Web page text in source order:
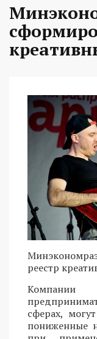
реестр
сферах,
пониженные